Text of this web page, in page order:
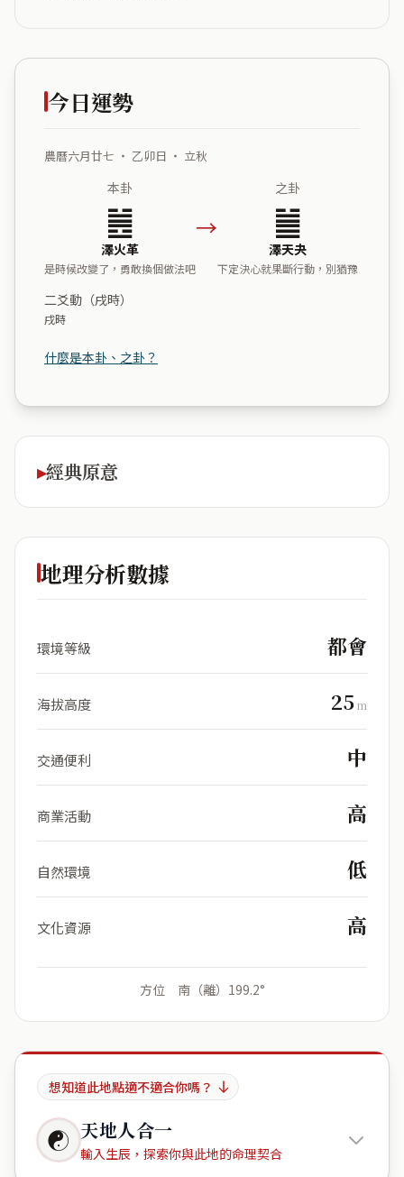
今日運勢
農曆六月廿七 ・ 乙卯日 ・ 立秋
本卦
䷰
澤火革
是時候改變了，勇敢換個做法吧
→
之卦
䷪
澤天夬
下定決心就果斷行動，別猶豫
二爻動（戌時）
戌時
什麼是本卦、之卦？
經典原意
地理分析數據
環境等級 都會
海拔高度 25 m
交通便利 中
商業活動 高
自然環境 低
文化資源 高
方位 南（離）199.2°
想知道此地點適不適合你嗎？
☯ 天地人合一
輸入生辰，探索你與此地的命理契合